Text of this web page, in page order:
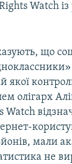
Watch
що
якої
олігарх
мали
не